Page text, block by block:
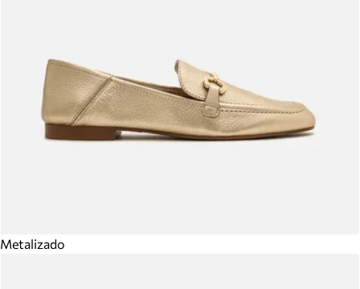
Metalizado